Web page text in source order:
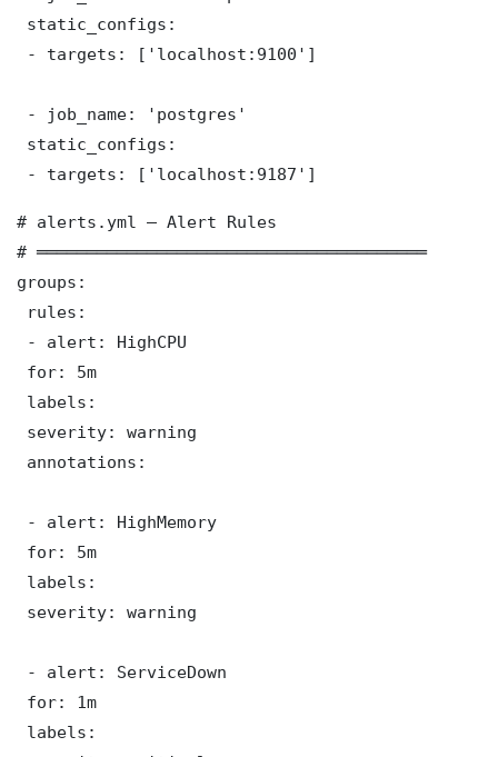
static_configs:
- targets: ['localhost:9100']
- job_name: 'postgres'
static_configs:
- targets: ['localhost:9187']
# alerts.yml — Alert Rules
# ═══════════════════════════════════════
groups:
rules:
- alert: HighCPU
for: 5m
labels:
severity: warning
annotations:
- alert: HighMemory
for: 5m
labels:
severity: warning
- alert: ServiceDown
for: 1m
labels: